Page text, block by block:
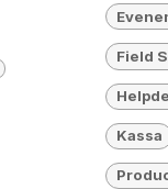
Field
Kassa